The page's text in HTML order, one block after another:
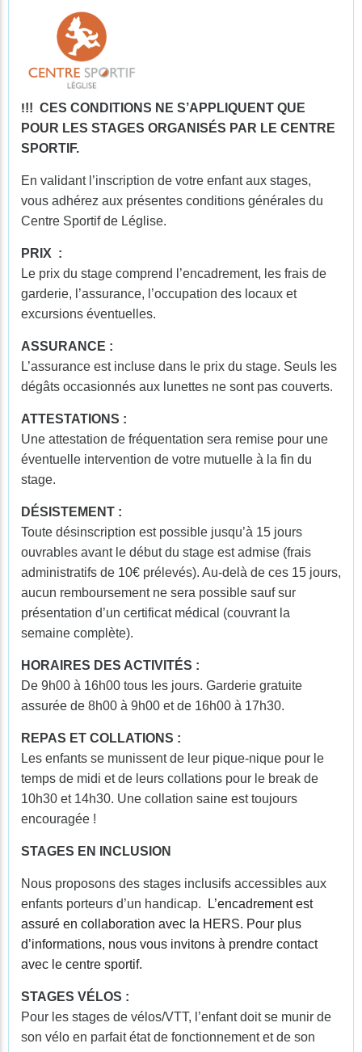
!!! CES CONDITIONS NE S’APPLIQUENT QUE
POUR LES STAGES ORGANISÉS PAR LE CENTRE
SPORTIF.
En validant l’inscription de votre enfant aux stages,
vous adhérez aux présentes conditions générales du
Centre Sportif de Léglise.
PRIX :
Le prix du stage comprend l’encadrement, les frais de
garderie, l’assurance, l’occupation des locaux et
excursions éventuelles.
ASSURANCE :
L’assurance est incluse dans le prix du stage. Seuls les
dégâts occasionnés aux lunettes ne sont pas couverts.
ATTESTATIONS :
Une attestation de fréquentation sera remise pour une
éventuelle intervention de votre mutuelle à la fin du
stage.
DÉSISTEMENT :
Toute désinscription est possible jusqu’à 15 jours
ouvrables avant le début du stage est admise (frais
administratifs de 10€ prélevés). Au-delà de ces 15 jours,
aucun remboursement ne sera possible sauf sur
présentation d’un certificat médical (couvrant la
semaine complète).
HORAIRES DES ACTIVITÉS :
De 9h00 à 16h00 tous les jours. Garderie gratuite
assurée de 8h00 à 9h00 et de 16h00 à 17h30.
REPAS ET COLLATIONS :
Les enfants se munissent de leur pique-nique pour le
temps de midi et de leurs collations pour le break de
10h30 et 14h30. Une collation saine est toujours
encouragée !
STAGES EN INCLUSION
Nous proposons des stages inclusifs accessibles aux
enfants porteurs d’un handicap.
L’encadrement est
assuré en collaboration avec la HERS. Pour plus
d’informations, nous vous invitons à prendre contact
avec le centre sportif.
STAGES VÉLOS :
Pour les stages de vélos/VTT, l’enfant doit se munir de
son vélo en parfait état de fonctionnement et de son